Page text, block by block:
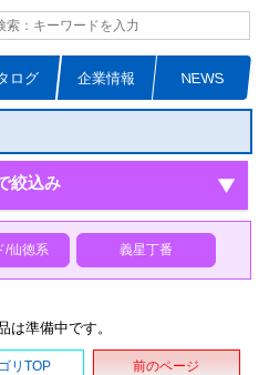
ログ 企業情報 NEWS
絞込み
/仙徳系 義星丁番
は準備中です。
リTOP 前のページ